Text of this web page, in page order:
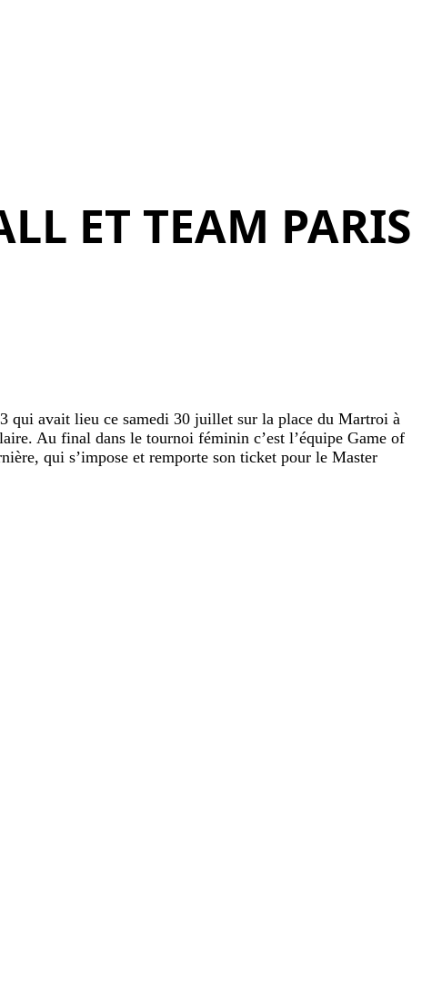
ET TEAM PARIS
qui avait lieu ce samedi 30 juillet sur la place du Martroi à
Au final dans le tournoi féminin c’est l’équipe Game of
qui s’impose et remporte son ticket pour le Master